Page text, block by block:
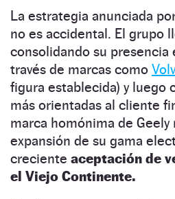
La estrategia anunciada
no es accidental. El grupo
consolidando su presencia
través de marcas como
figura establecida) y luego
más orientadas al cliente
marca homónima de
expansión de su gama
creciente aceptación de
el Viejo Continente.